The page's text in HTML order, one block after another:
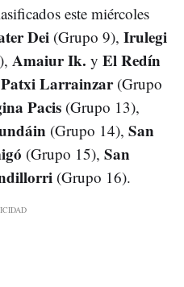
este miércoles
Dei (Grupo 9), Irulegi
Amaiur Ik. y El Redín
Patxi Larrainzar (Grupo
Pacis (Grupo 13),
(Grupo 14), San
(Grupo 15), San
(Grupo 16).